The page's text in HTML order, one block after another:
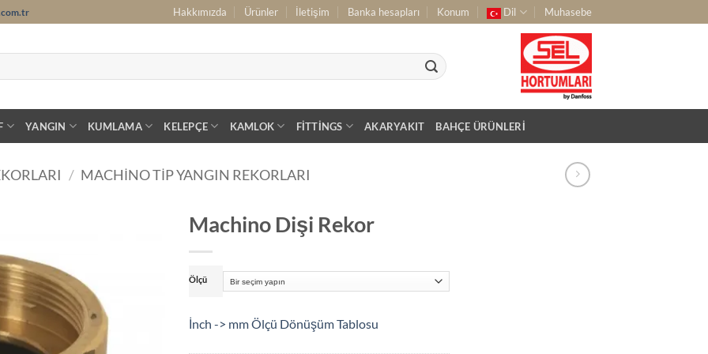
Hakkımızda Ürünler İletişim Banka hesapları Konum Dil Muhasebe
YANGIN KUMLAMA KELEPÇE KAMLOK FITTINGS AKARYAKIT BAHÇE ÜRÜNLERI
/ MACHINO TIP YANGIN REKORLARI
Machino Dişi Rekor
Ölçü
İnch -> mm Ölçü Dönüşüm Tablosu